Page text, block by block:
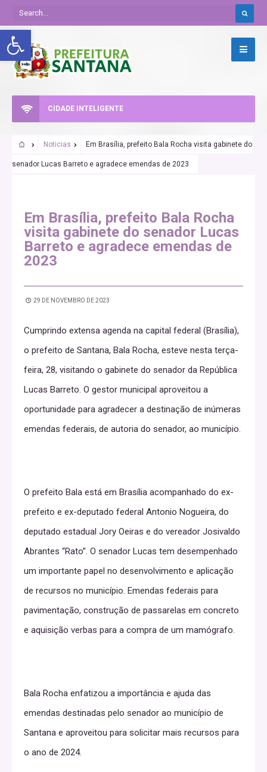
Abrir a barra de ferramentas
CIDADE INTELIGENTE
Noticias Em Brasília, prefeito Bala Rocha visita gabinete do
senador Lucas Barreto e agradece emendas de 2023
Em Brasília, prefeito Bala Rocha
visita gabinete do senador Lucas
Barreto e agradece emendas de
2023
29 DE NOVEMBRO DE 2023
Cumprindo extensa agenda na capital federal (Brasília),
o prefeito de Santana, Bala Rocha, esteve nesta terça-
feira, 28, visitando o gabinete do senador da República
Lucas Barreto. O gestor municipal aproveitou a
oportunidade para agradecer a destinação de inúmeras
emendas federais, de autoria do senador, ao município.
O prefeito Bala está em Brasília acompanhado do ex-
prefeito e ex-deputado federal Antonio Nogueira, do
deputado estadual Jory Oeiras e do vereador Josivaldo
Abrantes “Rato”. O senador Lucas tem desempenhado
um importante papel no desenvolvimento e aplicação
de recursos no município. Emendas federais para
pavimentação, construção de passarelas em concreto
e aquisição verbas para a compra de um mamógrafo.
Bala Rocha enfatizou a importância e ajuda das
emendas destinadas pelo senador ao município de
Santana e aproveitou para solicitar mais recursos para
o ano de 2024.